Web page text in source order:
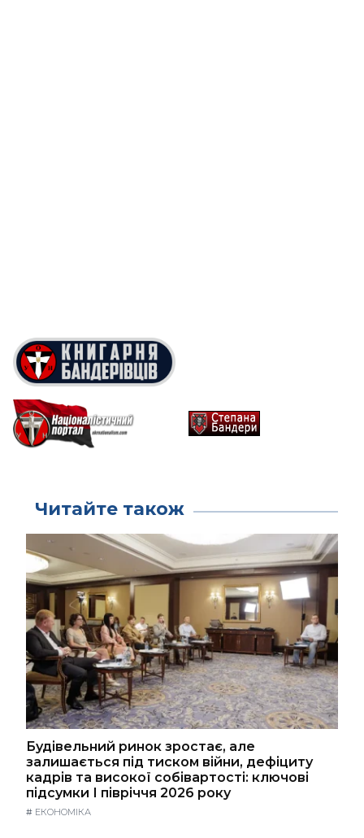
Читайте також
Будівельний ринок зростає, але
залишається під тиском війни, дефіциту
кадрів та високої собівартості: ключові
підсумки І півріччя 2026 року
# ЕКОНОМІКА